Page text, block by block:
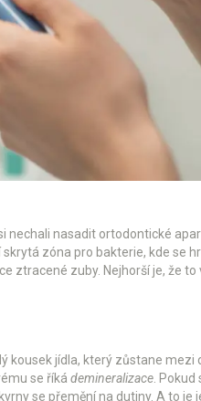
nasadit ortodontické
zóna pro bakterie, kde se
ztracené zuby. Nejhorší je, že
kousek jídla, který zůstane mezi
se říká demineralizace .
se přemění na dutiny. A to je